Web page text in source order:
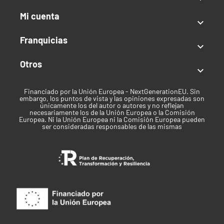
con agua entre medias.
Composición de los Fertilizantes
Organic Grow Organic Bloom
Booster
azúcares.
azúcares.
Mi cuenta

Franquicias

Otros

Financiado por la Unión Europea - NextGenerationEU. Sin
embargo, los puntos de vista y las opiniones expresadas son
únicamente los del autor o autores y no reflejan
necesariamente los de la Unión Europea o la Comisión
Europea. Ni la Unión Europea ni la Comisión Europea pueden
ser consideradas responsables de las mismas